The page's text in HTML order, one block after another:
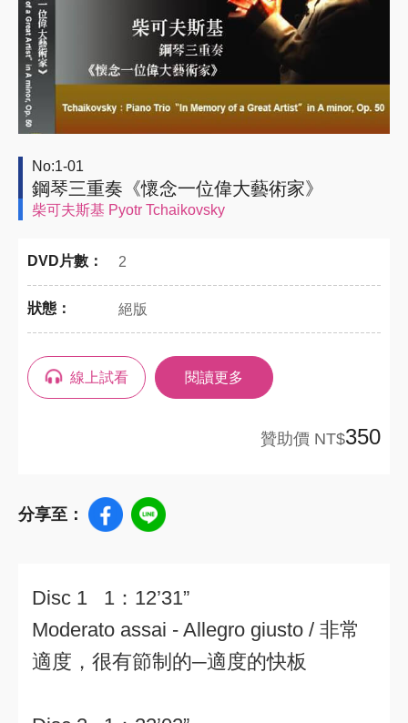
No:1-01
鋼琴三重奏《懷念一位偉大藝術家》
柴可夫斯基 Pyotr Tchaikovsky
DVD片數： 2
狀態： 絕版
線上試看 閱讀更多
贊助價 NT$350
分享至：
Disc 1 1：12’31”
Moderato assai - Allegro giusto / 非常
適度，很有節制的─適度的快板